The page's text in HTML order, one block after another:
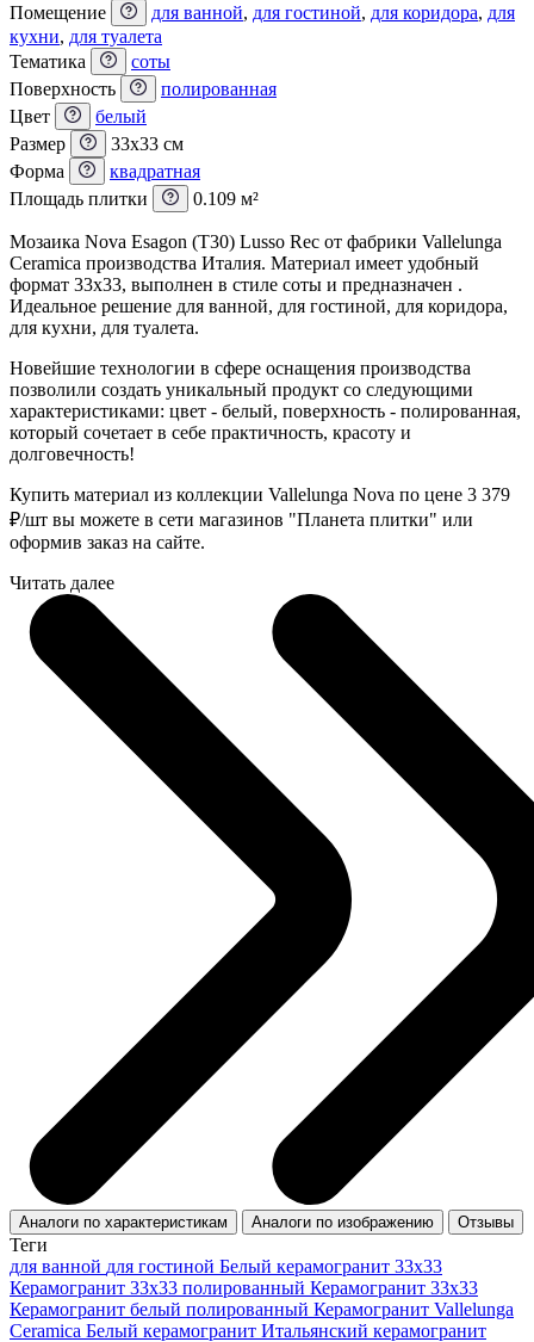
Помещение
для ванной, для гостиной, для коридора, для
кухни, для туалета
Тематика
соты
Поверхность
полированная
Цвет
белый
Размер
33x33 см
Форма
квадратная
Площадь плитки
0.109 м²
Мозаика Nova Esagon (T30) Lusso Rec от фабрики Vallelunga
Ceramica производства Италия. Материал имеет удобный
формат 33x33, выполнен в стиле соты и предназначен .
Идеальное решение для ванной, для гостиной, для коридора,
для кухни, для туалета.
Новейшие технологии в сфере оснащения производства
позволили создать уникальный продукт со следующими
характеристиками: цвет - белый, поверхность - полированная,
который сочетает в себе практичность, красоту и
долговечность!
Купить материал из коллекции Vallelunga Nova по цене 3 379
₽/шт вы можете в сети магазинов "Планета плитки" или
оформив заказ на сайте.
Читать далее
Аналоги по характеристикам Аналоги по изображению Отзывы
Теги
для ванной для гостиной Белый керамогранит 33x33
Керамогранит 33x33 полированный Керамогранит 33x33
Керамогранит белый полированный Керамогранит Vallelunga
Ceramica Белый керамогранит Итальянский керамогранит